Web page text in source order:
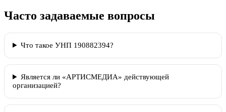
Часто задаваемые вопросы
Что такое УНП 190882394?
Является ли «АРТИСМЕДИА» действующей
организацией?